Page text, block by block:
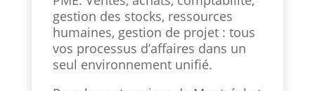
gestion des stocks, ressources
humaines, gestion de projet : tous
vos processus d’affaires dans un
seul environnement unifié.